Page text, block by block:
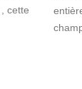
cette